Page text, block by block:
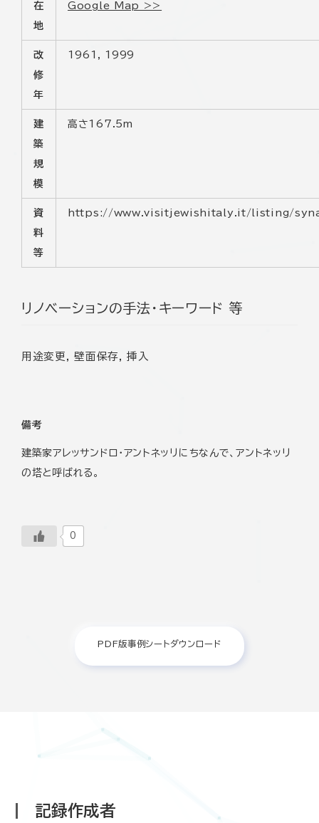
在
地
Google Map >>
改
修
年
1961, 1999
建
築
規
模
高さ167.5m
資
料
等
https://www.visitjewishitaly.it/listing/
リノベーションの手法・キーワード 等
用途変更, 壁面保存, 挿入
備考
建築家アレッサンドロ・アントネッリにちなんで、アントネッリ
の塔と呼ばれる。
0
PDF版事例シートダウンロード
記録作成者